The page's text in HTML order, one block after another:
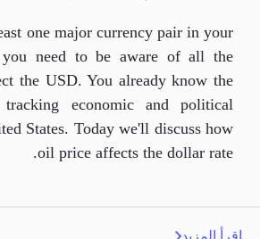
one major currency pair in your
need to be aware of all the
the USD. You already know the
economic and political
States. Today we'll discuss how
oil price affects the dollar rate.
إقرأ المزيد